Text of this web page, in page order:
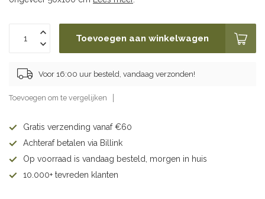
Toevoegen aan winkelwagen
Voor 16:00 uur besteld, vandaag verzonden!
Toevoegen om te vergelijken
Gratis verzending vanaf €60
Achteraf betalen via Billink
Op voorraad is vandaag besteld, morgen in huis
10.000+ tevreden klanten